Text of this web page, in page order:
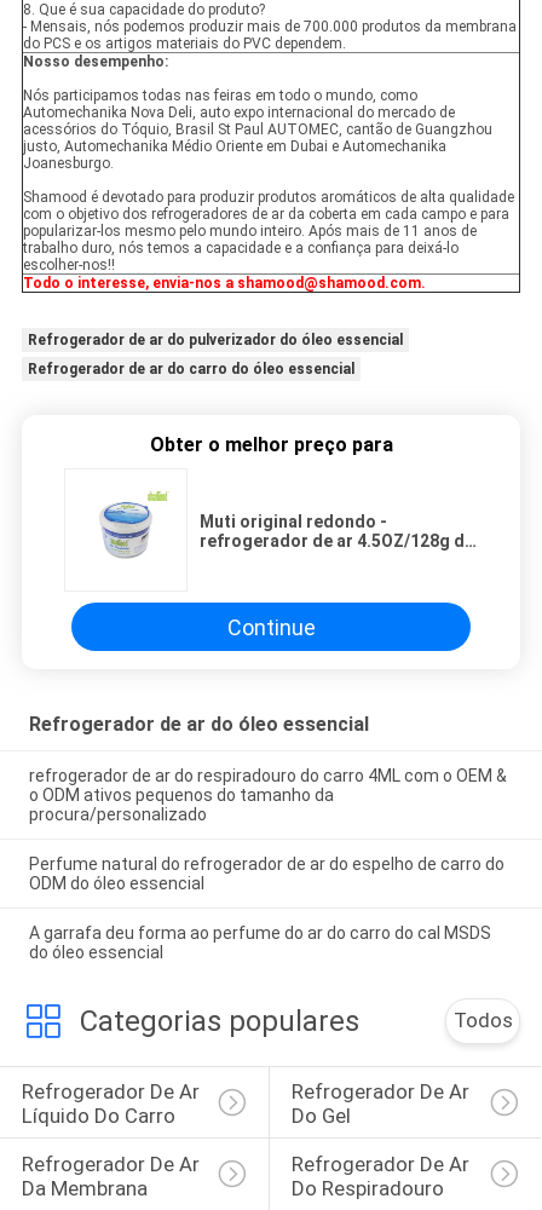
8. Que é sua capacidade do produto?
- Mensais, nós podemos produzir mais de 700.000 produtos da membrana
do PCS e os artigos materiais do PVC dependem.
Nosso desempenho:
Nós participamos todas nas feiras em todo o mundo, como
Automechanika Nova Deli, auto expo internacional do mercado de
acessórios do Tóquio, Brasil St Paul AUTOMEC, cantão de Guangzhou
justo, Automechanika Médio Oriente em Dubai e Automechanika
Joanesburgo.
Shamood é devotado para produzir produtos aromáticos de alta qualidade
com o objetivo dos refrogeradores de ar da coberta em cada campo e para
popularizar-los mesmo pelo mundo inteiro. Após mais de 11 anos de
trabalho duro, nós temos a capacidade e a confiança para deixá-lo
escolher-nos!!
Todo o interesse, envia-nos a shamood@shamood.com.
Refrogerador de ar do pulverizador do óleo essencial
Refrogerador de ar do carro do óleo essencial
Obter o melhor preço para
Muti original redondo -
refrogerador de ar 4.5OZ/128g do
Continue
Refrogerador de ar do óleo essencial
refrogerador de ar do respiradouro do carro 4ML com o OEM &
o ODM ativos pequenos do tamanho da
procura/personalizado
Perfume natural do refrogerador de ar do espelho de carro do
ODM do óleo essencial
A garrafa deu forma ao perfume do ar do carro do cal MSDS
do óleo essencial
Categorias populares Todos
Refrogerador De Ar
Líquido Do Carro
Refrogerador De Ar
Do Gel
Refrogerador De Ar
Da Membrana
Refrogerador De Ar
Do Respiradouro